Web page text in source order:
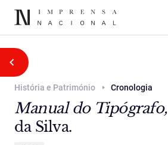
História e Património Cronologia
Manual do Tipógrafo,
da Silva.